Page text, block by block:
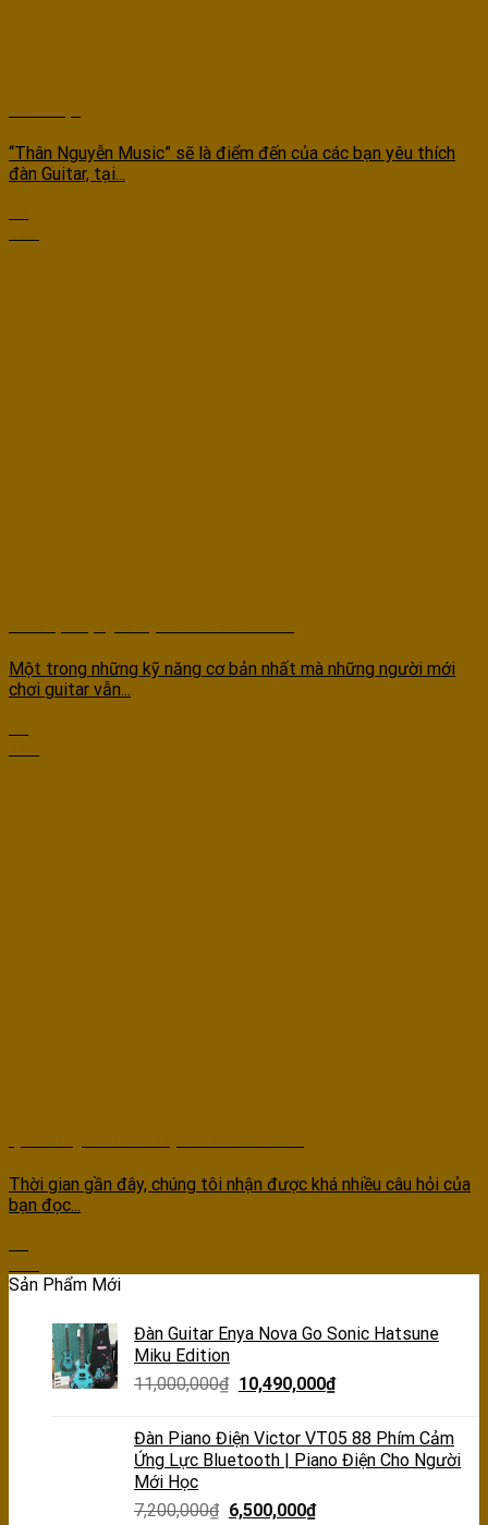
“Thân Nguyễn Music” sẽ là điểm đến của các bạn yêu thích
đàn Guitar, tại...
Một trong những kỹ năng cơ bản nhất mà những người mới
chơi guitar vẫn...
Thời gian gần đây, chúng tôi nhận được khá nhiều câu hỏi của
bạn đọc...
Sản Phẩm Mới
Đàn Guitar Enya Nova Go Sonic Hatsune
Miku Edition
11,000,000₫ 10,490,000₫
Đàn Piano Điện Victor VT05 88 Phím Cảm
Ứng Lực Bluetooth | Piano Điện Cho Người
Mới Học
7,200,000₫ 6,500,000₫